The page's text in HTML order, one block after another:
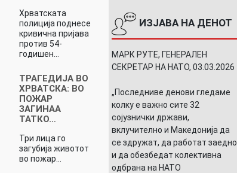
Хрватската
полиција поднесе
кривична пријава
против 54-
годишен…
ТРАГЕДИЈА ВО
ХРВАТСКА: ВО
ПОЖАР
ЗАГИНАА
ТАТКО…
Три лица го
загубија животот
во пожар…
ИЗЈАВА НА ДЕНОТ
МАРК РУТЕ, ГЕНЕРАЛЕН
СЕКРЕТАР НА НАТО, 03.03.2026
„Последниве денови гледаме
колку е важно сите 32
сојузнички држави,
вклучително и Македонија да
се здружат, да работат заедно
и да обезбедат колективна
одбрана на НАТО